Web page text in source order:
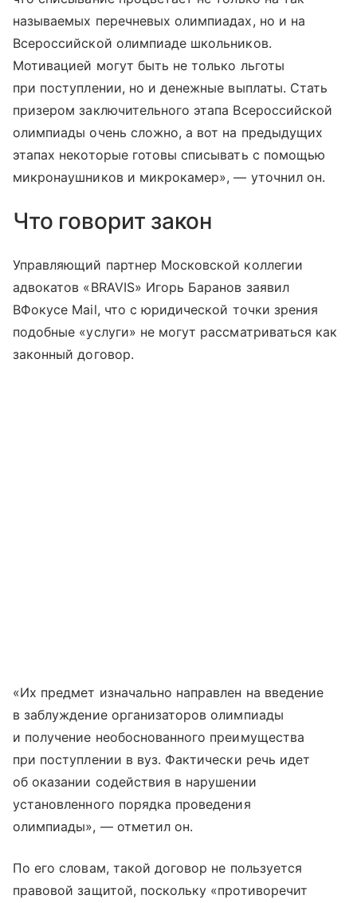
называемых перечневых олимпиадах, но и на
Всероссийской олимпиаде школьников.
Мотивацией могут быть не только льготы
при поступлении, но и денежные выплаты. Стать
призером заключительного этапа Всероссийской
олимпиады очень сложно, а вот на предыдущих
этапах некоторые готовы списывать с помощью
микронаушников и микрокамер», — уточнил он.
Что говорит закон
Управляющий партнер Московской коллегии
адвокатов «BRAVIS» Игорь Баранов заявил
ВФокусе Mail, что с юридической точки зрения
подобные «услуги» не могут рассматриваться как
законный договор.
«Их предмет изначально направлен на введение
в заблуждение организаторов олимпиады
и получение необоснованного преимущества
при поступлении в вуз. Фактически речь идет
об оказании содействия в нарушении
установленного порядка проведения
олимпиады», — отметил он.
По его словам, такой договор не пользуется
правовой защитой, поскольку «противоречит